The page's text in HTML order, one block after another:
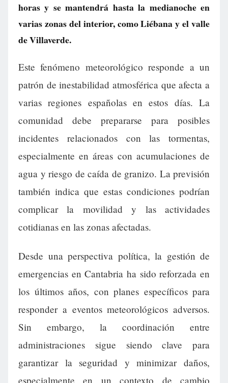
horas y se mantendrá hasta la medianoche en
varias zonas del interior, como Liébana y el valle
de Villaverde.
Este fenómeno meteorológico responde a un
patrón de inestabilidad atmosférica que afecta a
varias regiones españolas en estos días. La
comunidad debe prepararse para posibles
incidentes relacionados con las tormentas,
especialmente en áreas con acumulaciones de
agua y riesgo de caída de granizo. La previsión
también indica que estas condiciones podrían
complicar la movilidad y las actividades
cotidianas en las zonas afectadas.
Desde una perspectiva política, la gestión de
emergencias en Cantabria ha sido reforzada en
los últimos años, con planes específicos para
responder a eventos meteorológicos adversos.
Sin embargo, la coordinación entre
administraciones sigue siendo clave para
garantizar la seguridad y minimizar daños,
especialmente en un contexto de cambio